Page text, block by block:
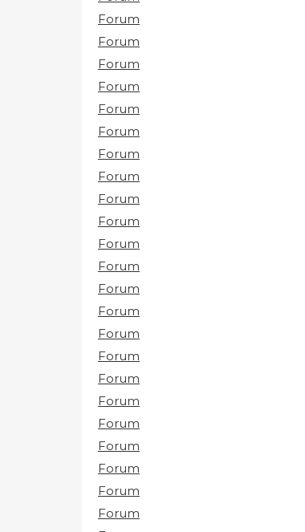
Forum
Forum
Forum
Forum
Forum
Forum
Forum
Forum
Forum
Forum
Forum
Forum
Forum
Forum
Forum
Forum
Forum
Forum
Forum
Forum
Forum
Forum
Forum